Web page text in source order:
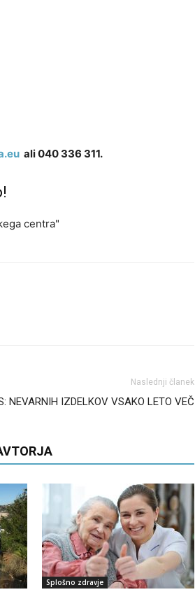
ali 040 336 311.
centra"
Naslednji članek
NEVARNIH IZDELKOV VSAKO LETO VEČ
Splošno zdravje